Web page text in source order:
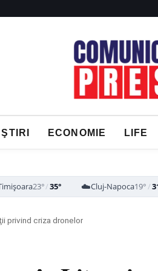
ŞTIRI ECONOMIE LIFE
23°/35° ☁️Cluj-Napoca19°/
privind criza dronelor